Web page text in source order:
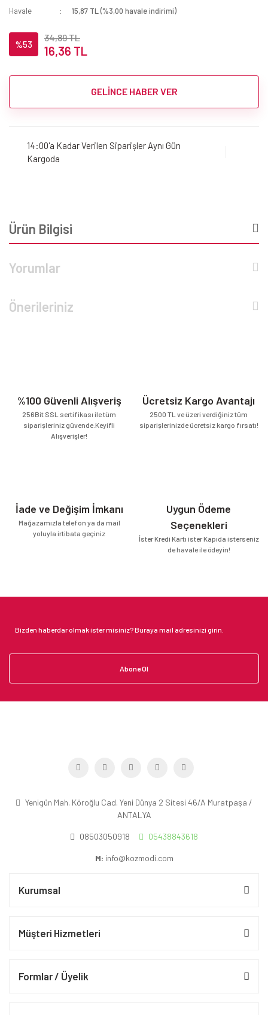
Havale
15,87 TL (%3,00 havale indirimi)
%53
34,89 TL
16,36 TL
GELİNCE HABER VER
14:00'a Kadar Verilen Siparişler Aynı Gün
Kargoda
Ürün Bilgisi
Yorumlar
Önerileriniz
%100 Güvenli Alışveriş
256Bit SSL sertifikası ile tüm
siparişleriniz güvende.Keyifli
Alışverişler!
Ücretsiz Kargo Avantajı
2500 TL ve üzeri verdiğiniz tüm
siparişlerinizde ücretsiz kargo fırsatı!
İade ve Değişim İmkanı
Mağazamızla telefon ya da mail
yoluyla irtibata geçiniz
Uygun Ödeme
Seçenekleri
İster Kredi Kartı ister Kapıda isterseniz
de havale ile ödeyin!
Abone Ol
Yenigün Mah. Köroğlu Cad. Yeni Dünya 2 Sitesi 46/A Muratpaşa /
ANTALYA
08503050918 05438843618
M: info@kozmodi.com
Kurumsal
Müşteri Hizmetleri
Formlar / Üyelik